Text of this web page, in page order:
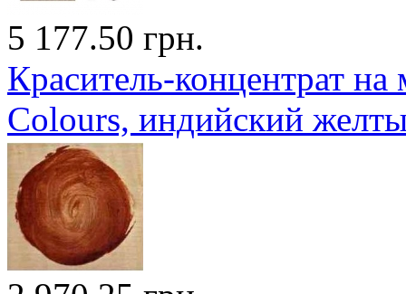
5 177.50 грн.
Краситель-концентрат
Colours, индийский